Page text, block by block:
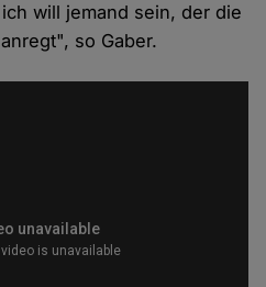
will jemand sein, der die
so Gaber.